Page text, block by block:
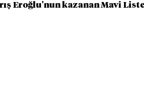
Eroğlu'nun kazanan Mavi